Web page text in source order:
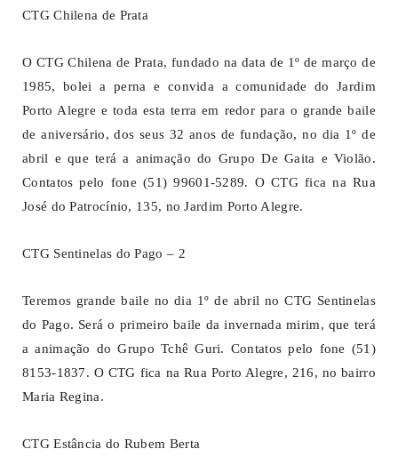
CTG Chilena de Prata
O CTG Chilena de Prata, fundado na data de 1º de março de
1985, bolei a perna e convida a comunidade do Jardim
Porto Alegre e toda esta terra em redor para o grande baile
de aniversário, dos seus 32 anos de fundação, no dia 1º de
abril e que terá a animação do Grupo De Gaita e Violão.
Contatos pelo fone (51) 99601-5289. O CTG fica na Rua
José do Patrocínio, 135, no Jardim Porto Alegre.
CTG Sentinelas do Pago – 2
Teremos grande baile no dia 1º de abril no CTG Sentinelas
do Pago. Será o primeiro baile da invernada mirim, que terá
a animação do Grupo Tchê Guri. Contatos pelo fone (51)
8153-1837. O CTG fica na Rua Porto Alegre, 216, no bairro
Maria Regina.
CTG Estância do Rubem Berta